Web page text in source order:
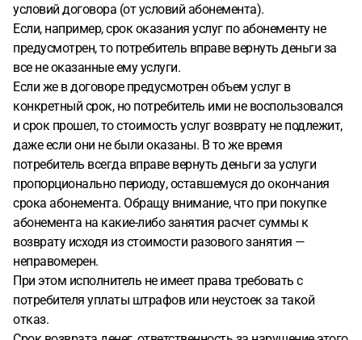
условий договора (от условий абонемента).
Если, например, срок оказания услуг по абонементу не
предусмотрен, то потребитель вправе вернуть деньги за
все не оказанные ему услуги.
Если же в договоре предусмотрен объем услуг в
конкретный срок, но потребитель ими не воспользовался
и срок прошел, то стоимость услуг возврату не подлежит,
даже если они не были оказаны. В то же время
потребитель всегда вправе вернуть деньги за услуги
пропорционально периоду, оставшемуся до окончания
срока абонемента. Обращу внимание, что при покупке
абонемента на какие-либо занятия расчет суммы к
возврату исходя из стоимости разового занятия —
неправомерен.
При этом исполнитель не имеет права требовать с
потребителя уплаты штрафов или неустоек за такой
отказ.